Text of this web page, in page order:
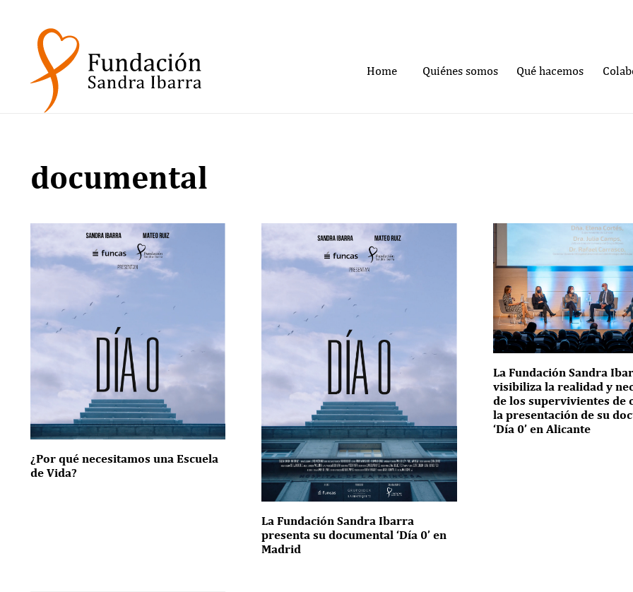
Home Quiénes somos Qué hacemos
documental
¿Por qué necesitamos una Escuela
de Vida?
La Fundación Sandra Ibarra
presenta su documental ‘Día 0’ en
Madrid
La Fundación Sandra
visibiliza la realidad y
de los supervivientes de
la presentación de su
‘Día 0’ en Alicante